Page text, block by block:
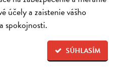
účely a zaistenie vášho
spokojnosti.
SÚHLASÍM